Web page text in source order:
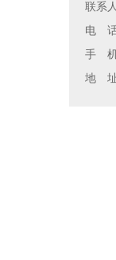
联系
电 话
手 机
地 址